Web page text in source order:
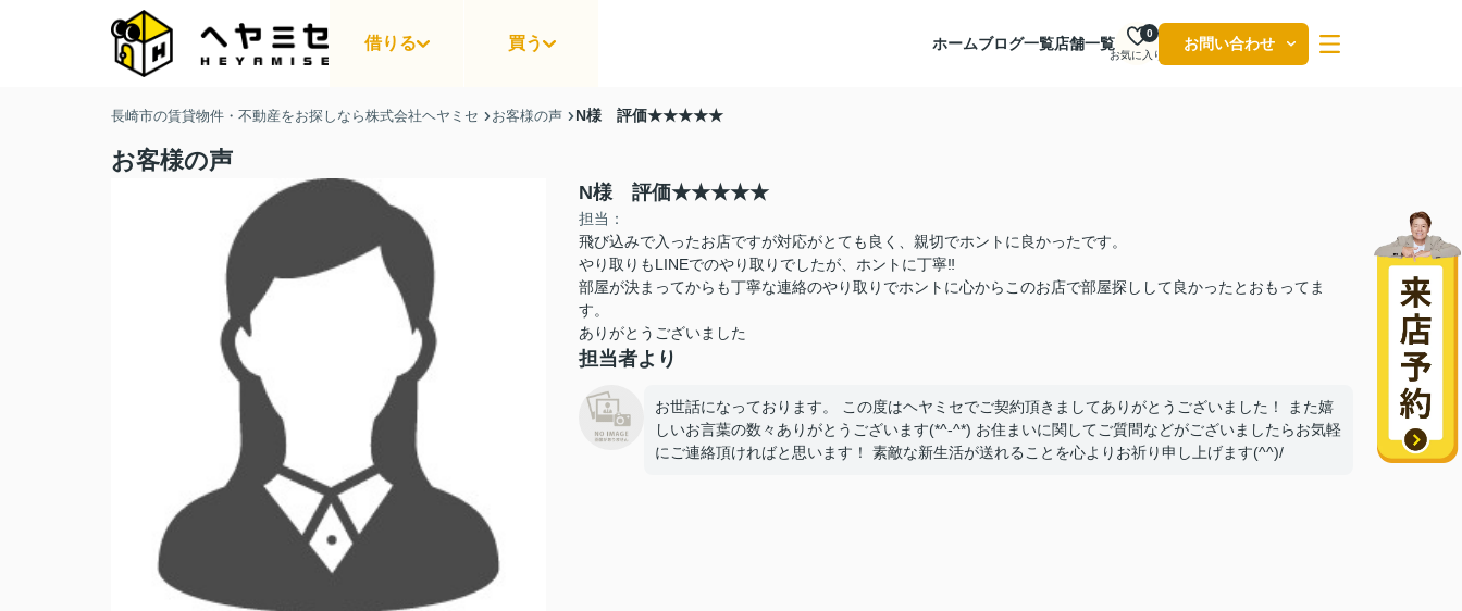
借りる 買う ホームブログ一覧店舗一覧
お気に入り
0
お問い合わせ
長崎市の賃貸物件・不動産をお探しなら株式会社ヘヤミセ お客様の声 N様 評価★★★★★
お客様の声
N様 評価★★★★★
担当：
飛び込みで入ったお店ですが対応がとても良く、親切でホントに良かったです。
やり取りもLINEでのやり取りでしたが、ホントに丁寧‼️
部屋が決まってからも丁寧な連絡のやり取りでホントに心からこのお店で部屋探しして良かったとおもってま
す。
ありがとうございました
担当者より
お世話になっております。 この度はヘヤミセでご契約頂きましてありがとうございました！ また嬉
しいお言葉の数々ありがとうございます(*^-^*) お住まいに関してご質問などがございましたらお気軽
にご連絡頂ければと思います！ 素敵な新生活が送れることを心よりお祈り申し上げます(^^)/